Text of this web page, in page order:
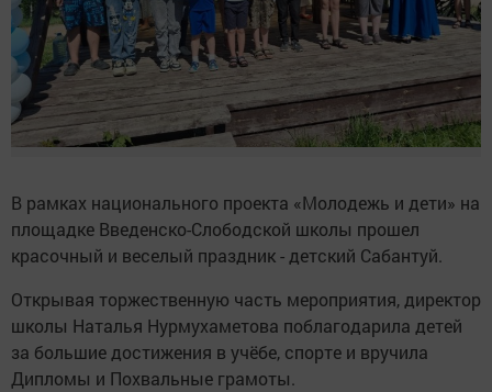
В рамках национального проекта «Молодежь и дети» на
площадке Введенско-Слободской школы прошел
красочный и веселый праздник - детский Сабантуй.
Открывая торжественную часть мероприятия, директор
школы Наталья Нурмухаметова поблагодарила детей
за большие достижения в учёбе, спорте и вручила
Дипломы и Похвальные грамоты.